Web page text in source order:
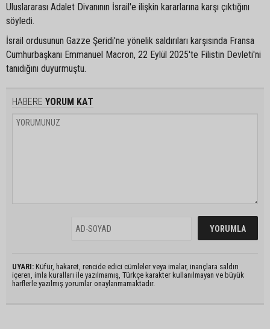
Uluslararası Adalet Divanının İsrail'e ilişkin kararlarına karşı çıktığını
söyledi.
İsrail ordusunun Gazze Şeridi'ne yönelik saldırıları karşısında Fransa
Cumhurbaşkanı Emmanuel Macron, 22 Eylül 2025'te Filistin Devleti'ni
tanıdığını duyurmuştu.
HABERE YORUM KAT
UYARI: Küfür, hakaret, rencide edici cümleler veya imalar, inançlara saldırı
içeren, imla kuralları ile yazılmamış, Türkçe karakter kullanılmayan ve büyük
harflerle yazılmış yorumlar onaylanmamaktadır.